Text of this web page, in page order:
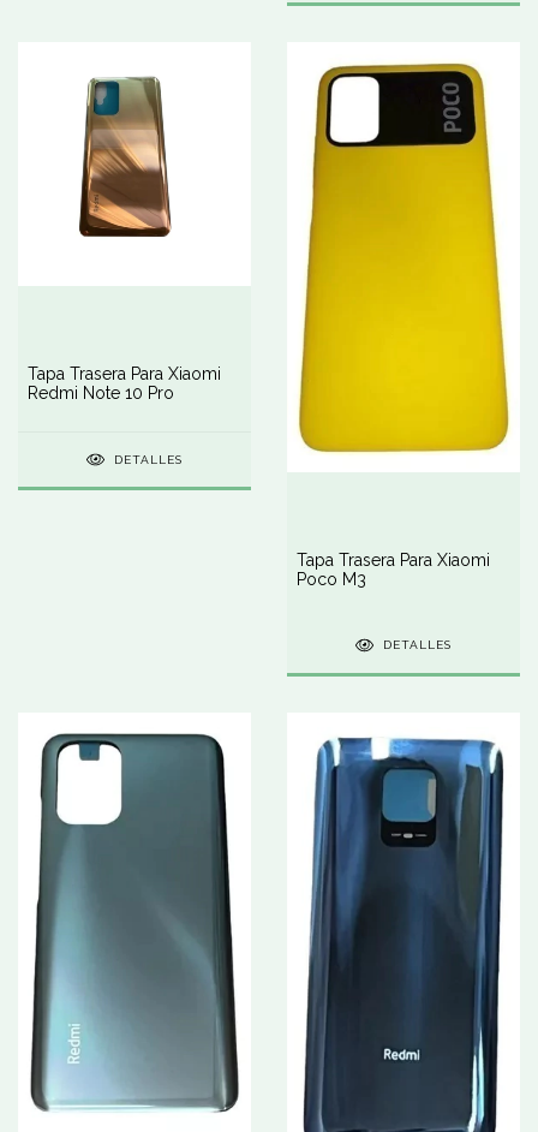
Tapa Trasera Para Xiaomi
Redmi Note 10 Pro
DETALLES
Tapa Trasera Para Xiaomi
Poco M3
DETALLES